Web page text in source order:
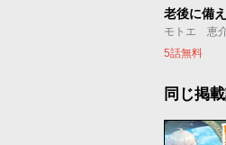
モトエ 恵
5話無料
同じ掲